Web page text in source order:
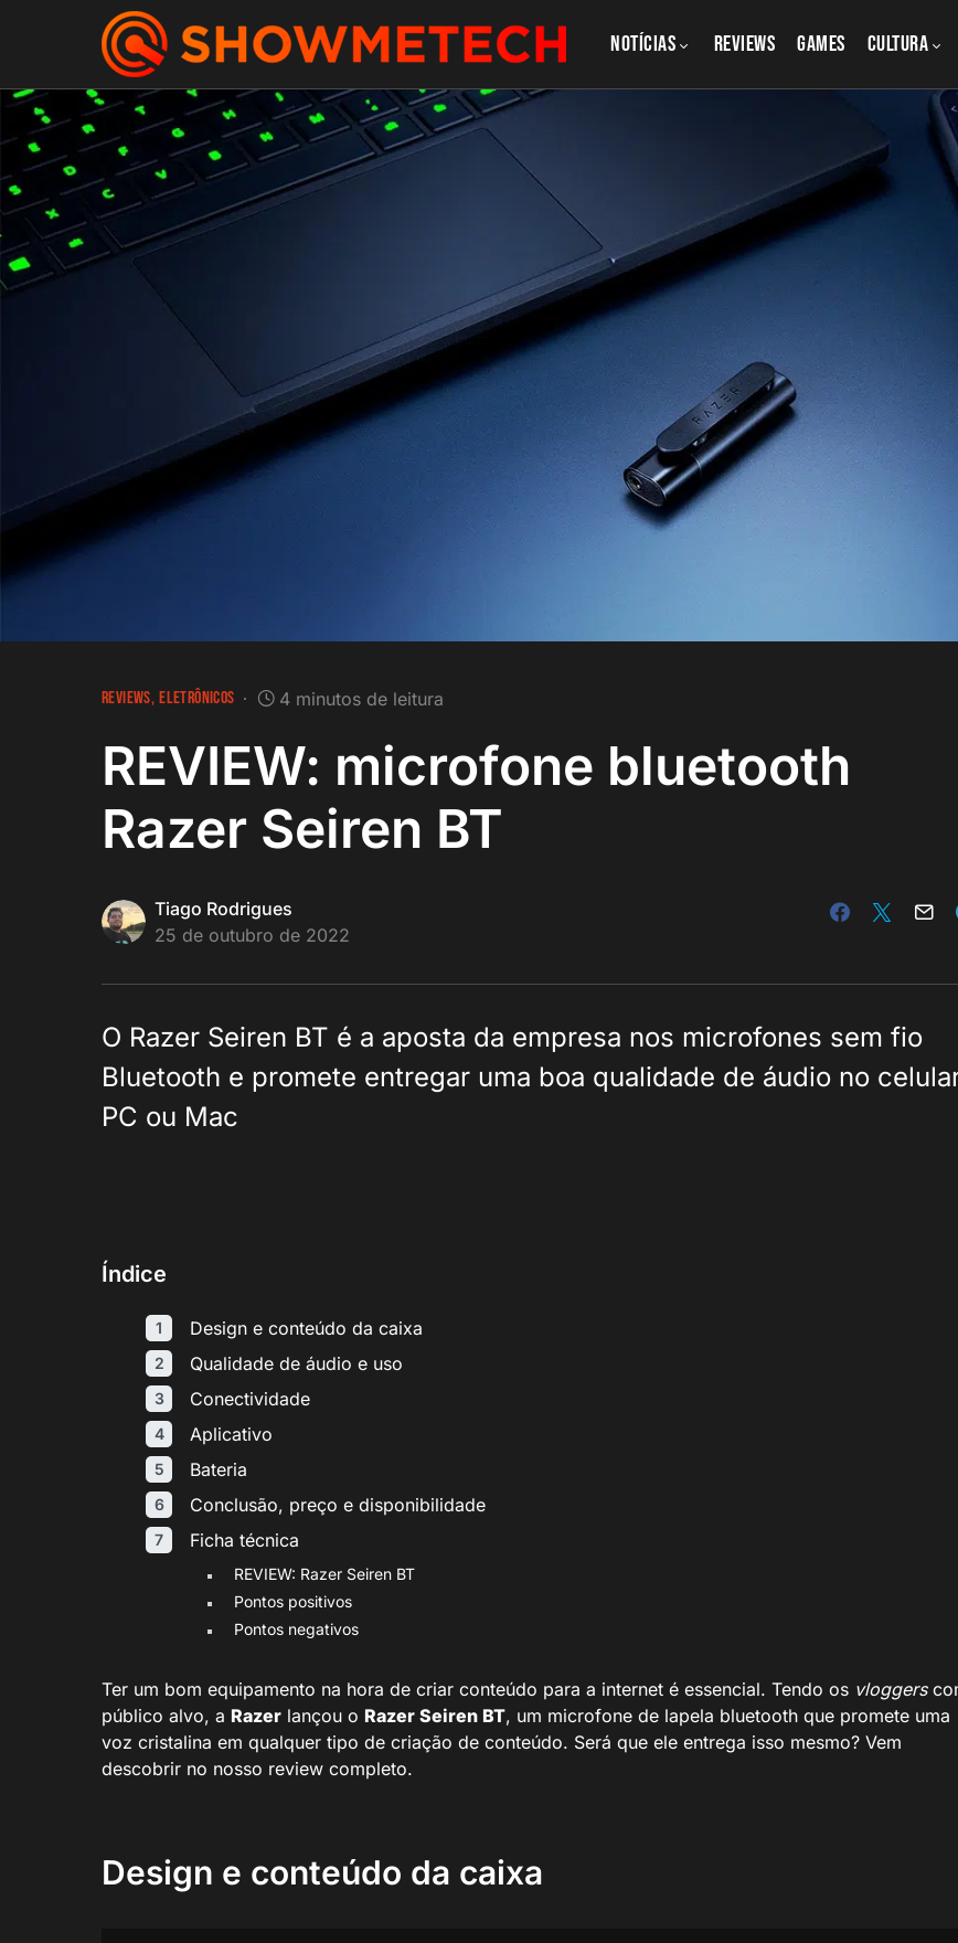
NOTÍCIAS REVIEWS GAMES CULTURA
REVIEWS ELETRÔNICOS 4 minutos de leitura
REVIEW: microfone bluetooth
Razer Seiren BT
Tiago Rodrigues
25 de outubro de 2022
O Razer Seiren BT é a aposta da empresa nos microfones sem fio
Bluetooth e promete entregar uma boa qualidade de áudio no
PC ou Mac
Índice
Design e conteúdo da caixa
Qualidade de áudio e uso
Conectividade
Aplicativo
Bateria
Conclusão, preço e disponibilidade
Ficha técnica
REVIEW: Razer Seiren BT
Pontos positivos
Pontos negativos
Ter um bom equipamento na hora de criar conteúdo para a internet é essencial. Tendo os vloggers
público alvo, a Razer lançou o Razer Seiren BT, um microfone de lapela bluetooth que promete uma
voz cristalina em qualquer tipo de criação de conteúdo. Será que ele entrega isso mesmo? Vem
descobrir no nosso review completo.
Design e conteúdo da caixa